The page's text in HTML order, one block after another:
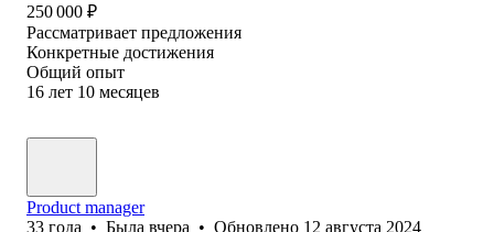
250 000 ₽
Рассматривает предложения
Конкретные достижения
Общий опыт
16 лет 10 месяцев
Product manager
33 года • Была вчера • Обновлено 12 августа 2024